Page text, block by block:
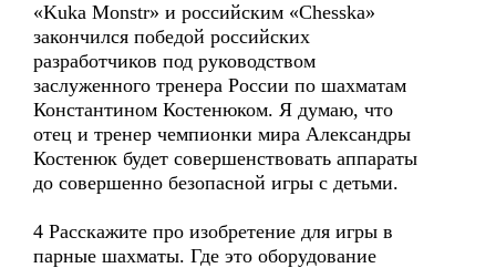
«Kuka Monstr» и российским «Chesska»
закончился победой российских
разработчиков под руководством
заслуженного тренера России по шахматам
Константином Костенюком. Я думаю, что
отец и тренер чемпионки мира Александры
Костенюк будет совершенствовать аппараты
до совершенно безопасной игры с детьми.
4 Расскажите про изобретение для игры в
парные шахматы. Где это оборудование